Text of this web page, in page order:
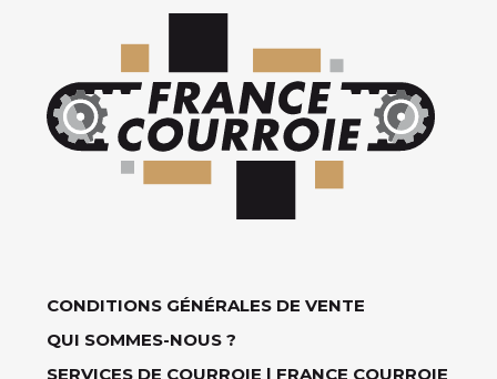
CONDITIONS GÉNÉRALES DE VENTE
QUI SOMMES-NOUS ?
SERVICES DE COURROIE | FRANCE COURROIE